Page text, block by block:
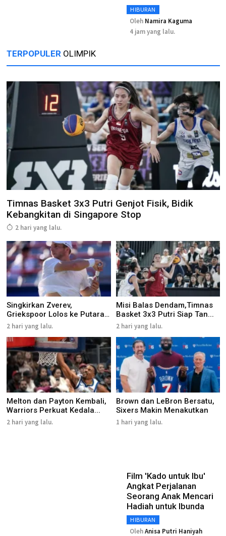
HIBURAN
Oleh Namira Kaguma
4 jam yang lalu.
TERPOPULER OLIMPIK
Timnas Basket 3x3 Putri Genjot Fisik, Bidik
Kebangkitan di Singapore Stop
2 hari yang lalu.
Singkirkan Zverev,
Griekspoor Lolos ke Putaran
Ket...
2 hari yang lalu.
Misi Balas Dendam,Timnas
Basket 3x3 Putri Siap Tan...
2 hari yang lalu.
Melton dan Payton Kembali,
Warriors Perkuat Kedala...
2 hari yang lalu.
Brown dan LeBron Bersatu,
Sixers Makin Menakutkan
1 hari yang lalu.
Film 'Kado untuk Ibu'
Angkat Perjalanan
Seorang Anak Mencari
Hadiah untuk Ibunda
HIBURAN
OlehAnisa Putri Haniyah